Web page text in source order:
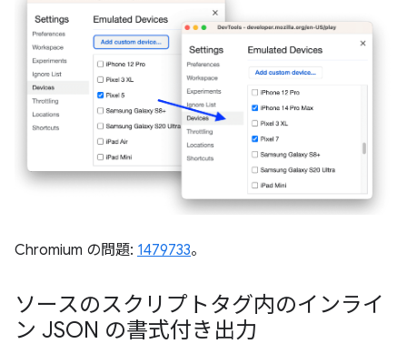
Chromium の問題: 1479733。
ソースのスクリプトタグ内のインライ
ン JSON の書式付き出力